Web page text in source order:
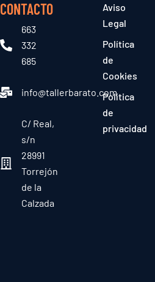
CONTACTO
663
332
685
info@tallerbarato.com
C/ Real,
s/n
28991
Torrejón
de la
Calzada
Aviso
Legal
Política
de
Cookies
Política
de
privacidad